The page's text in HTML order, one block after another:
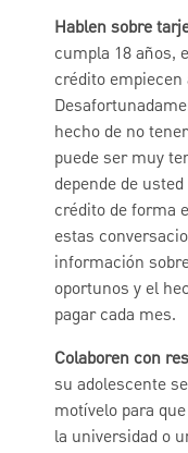
Hablen sobre
cumpla 18 años,
crédito
hecho de no
puede ser muy
depende de
crédito de forma
estas
información
oportunos y el
pagar cada mes.
Colaboren con
su adolescente
motívelo para
la universidad o